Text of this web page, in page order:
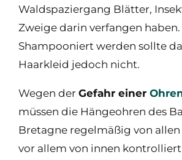
Waldspaziergang Blätter,
Zweige darin verfangen haben.
Shampooniert werden sollte
Haarkleid jedoch nicht.
Wegen der Gefahr einer
müssen die Hängeohren des
Bretagne regelmäßig von allen
vor allem von innen